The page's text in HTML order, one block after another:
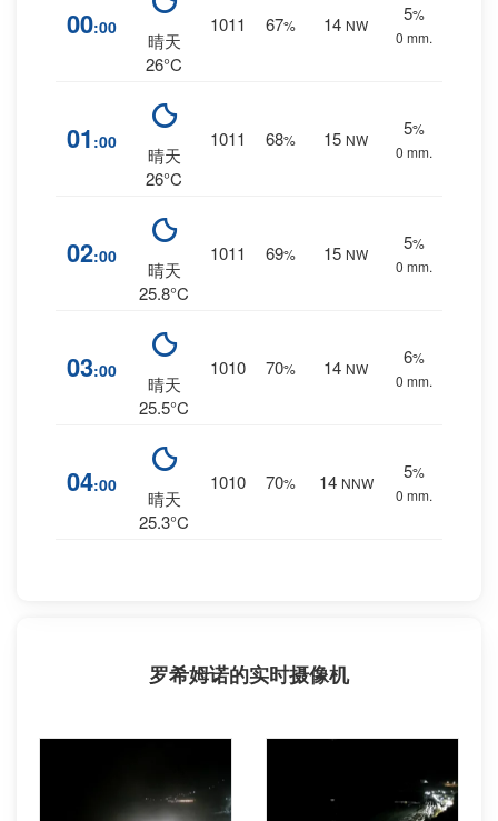
00:00
晴天
26°C
1011 67% 14 NW
5%
0 mm.
01 :00
晴天
26°C
1011 68% 15 NW
5%
0 mm.
02:00
晴天
25.8°C
1011 69% 15 NW
5%
0 mm.
03:00
晴天
25.5°C
1010 70% 14 NW
6%
0 mm.
04:00
晴天
25.3°C
1010 70% 14 NNW
5%
0 mm.
罗希姆诺的实时摄像机